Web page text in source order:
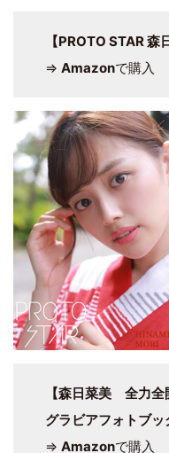
【PROTO STAR
⇒ Amazonで購入
【森日菜美 全力全
グラビアフォトブッ
⇒ Amazonで購入